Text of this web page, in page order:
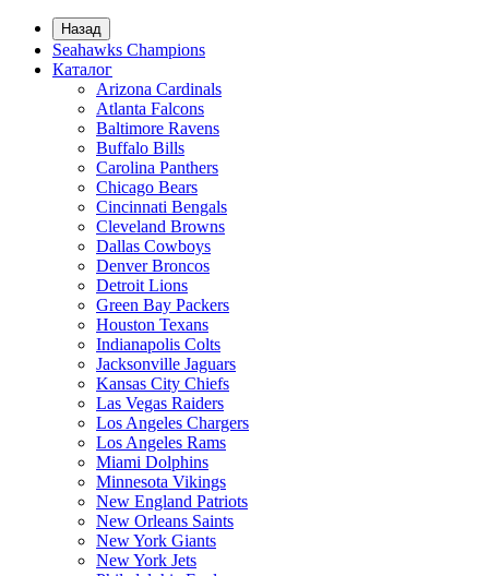
Назад
Seahawks Champions
Каталог
Arizona Cardinals
Atlanta Falcons
Baltimore Ravens
Buffalo Bills
Carolina Panthers
Chicago Bears
Cincinnati Bengals
Cleveland Browns
Dallas Cowboys
Denver Broncos
Detroit Lions
Green Bay Packers
Houston Texans
Indianapolis Colts
Jacksonville Jaguars
Kansas City Chiefs
Las Vegas Raiders
Los Angeles Chargers
Los Angeles Rams
Miami Dolphins
Minnesota Vikings
New England Patriots
New Orleans Saints
New York Giants
New York Jets